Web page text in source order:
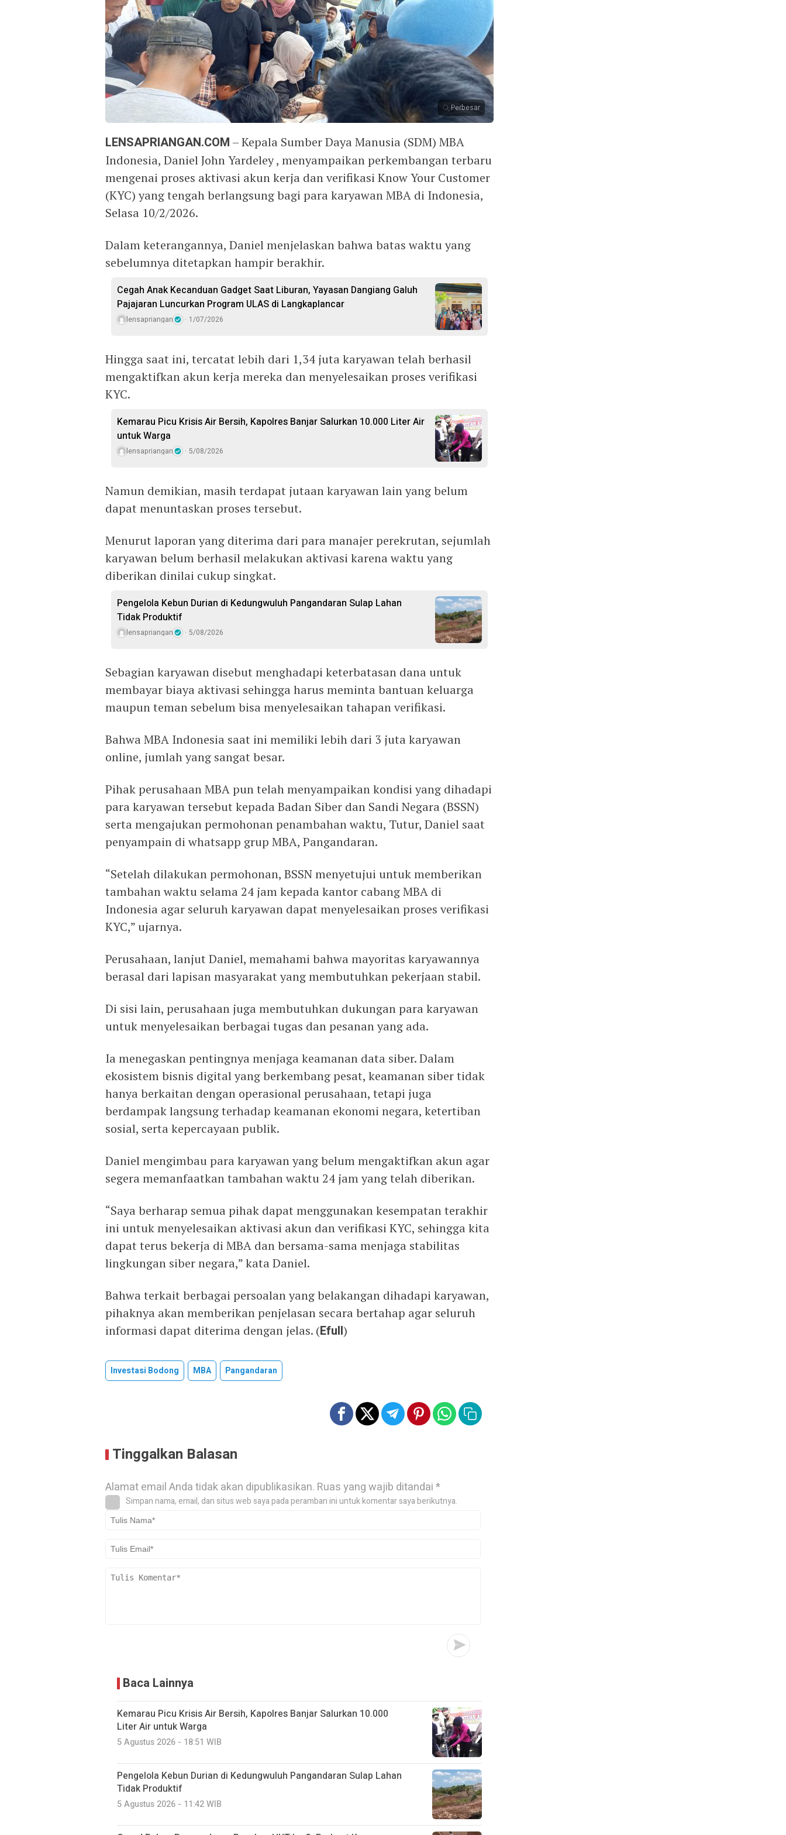
Perbesar
LENSAPRIANGAN.COM – Kepala Sumber Daya Manusia (SDM) MBA
Indonesia, Daniel John Yardeley , menyampaikan perkembangan terbaru
mengenai proses aktivasi akun kerja dan verifikasi Know Your Customer
(KYC) yang tengah berlangsung bagi para karyawan MBA di Indonesia,
Selasa 10/2/2026.
Dalam keterangannya, Daniel menjelaskan bahwa batas waktu yang
sebelumnya ditetapkan hampir berakhir.
Cegah Anak Kecanduan Gadget Saat Liburan, Yayasan Dangiang Galuh
Pajajaran Luncurkan Program ULAS di Langkaplancar
lensapriangan 1/07/2026
Hingga saat ini, tercatat lebih dari 1,34 juta karyawan telah berhasil
mengaktifkan akun kerja mereka dan menyelesaikan proses verifikasi
KYC.
Kemarau Picu Krisis Air Bersih, Kapolres Banjar Salurkan 10.000 Liter Air
untuk Warga
lensapriangan 5/08/2026
Namun demikian, masih terdapat jutaan karyawan lain yang belum
dapat menuntaskan proses tersebut.
Menurut laporan yang diterima dari para manajer perekrutan, sejumlah
karyawan belum berhasil melakukan aktivasi karena waktu yang
diberikan dinilai cukup singkat.
Pengelola Kebun Durian di Kedungwuluh Pangandaran Sulap Lahan
Tidak Produktif ‎
lensapriangan 5/08/2026
Sebagian karyawan disebut menghadapi keterbatasan dana untuk
membayar biaya aktivasi sehingga harus meminta bantuan keluarga
maupun teman sebelum bisa menyelesaikan tahapan verifikasi.
Bahwa MBA Indonesia saat ini memiliki lebih dari 3 juta karyawan
online, jumlah yang sangat besar.
Pihak perusahaan MBA pun telah menyampaikan kondisi yang dihadapi
para karyawan tersebut kepada Badan Siber dan Sandi Negara (BSSN)
serta mengajukan permohonan penambahan waktu, Tutur, Daniel saat
penyampain di whatsapp grup MBA, Pangandaran.
“Setelah dilakukan permohonan, BSSN menyetujui untuk memberikan
tambahan waktu selama 24 jam kepada kantor cabang MBA di
Indonesia agar seluruh karyawan dapat menyelesaikan proses verifikasi
KYC,” ujarnya.
Perusahaan, lanjut Daniel, memahami bahwa mayoritas karyawannya
berasal dari lapisan masyarakat yang membutuhkan pekerjaan stabil.
Di sisi lain, perusahaan juga membutuhkan dukungan para karyawan
untuk menyelesaikan berbagai tugas dan pesanan yang ada.
Ia menegaskan pentingnya menjaga keamanan data siber. Dalam
ekosistem bisnis digital yang berkembang pesat, keamanan siber tidak
hanya berkaitan dengan operasional perusahaan, tetapi juga
berdampak langsung terhadap keamanan ekonomi negara, ketertiban
sosial, serta kepercayaan publik.
Daniel mengimbau para karyawan yang belum mengaktifkan akun agar
segera memanfaatkan tambahan waktu 24 jam yang telah diberikan.
“Saya berharap semua pihak dapat menggunakan kesempatan terakhir
ini untuk menyelesaikan aktivasi akun dan verifikasi KYC, sehingga kita
dapat terus bekerja di MBA dan bersama-sama menjaga stabilitas
lingkungan siber negara,” kata Daniel.
Bahwa terkait berbagai persoalan yang belakangan dihadapi karyawan,
pihaknya akan memberikan penjelasan secara bertahap agar seluruh
informasi dapat diterima dengan jelas. (Efull)
Investasi Bodong MBA Pangandaran
Tinggalkan Balasan
Alamat email Anda tidak akan dipublikasikan. Ruas yang wajib ditandai*
Simpan nama, email, dan situs web saya pada peramban ini untuk komentar saya berikutnya.
Baca Lainnya
Kemarau Picu Krisis Air Bersih, Kapolres Banjar Salurkan 10.000
Liter Air untuk Warga
5 Agustus 2026 - 18:51 WIB
Pengelola Kebun Durian di Kedungwuluh Pangandaran Sulap Lahan
Tidak Produktif ‎
5 Agustus 2026 - 11:42 WIB